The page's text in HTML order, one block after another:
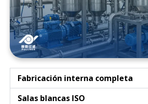
Fabricación interna completa
Salas blancas ISO